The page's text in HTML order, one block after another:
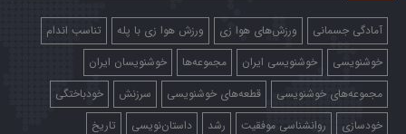
آمادگی جسمانی ورزش‌های هوا زی ورزش هوا زی با پله
تناسب اندام
خوشنویسی
خوشنویسی ایران مجموعه‌ها
خوشنویسان ایران
مجموعه‌های خوشنویسی
قطعه‌های خوشنویسی سرزنش
خودباختگی
خودسازی
روانشناسی موفقیت رشد داستان‌نویسی تاریخ